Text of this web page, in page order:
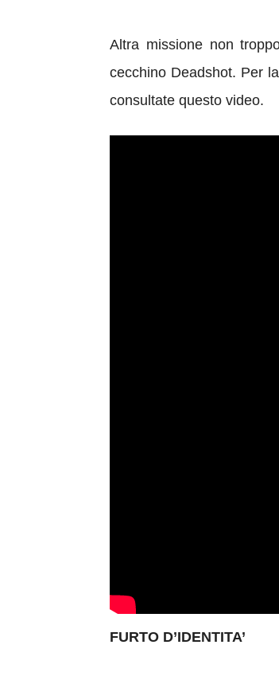
Altra missione non
cecchino Deadshot. Per
consultate questo video.
FURTO D’IDENTITA’